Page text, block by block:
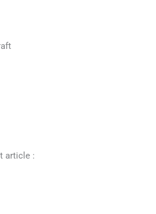
article :